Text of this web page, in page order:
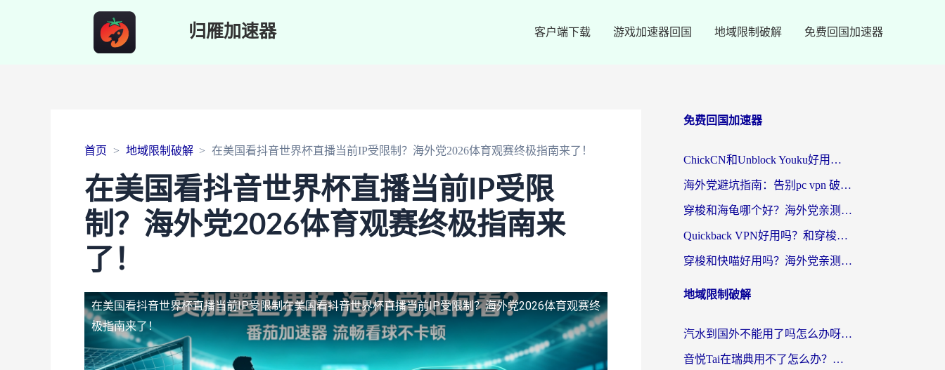
归雁加速器 客户端下载 游戏加速器回国 地域限制破解 免费回国加速器
首页 地域限制破解 在美国看抖音世界杯直播当前IP受限制？海外党2026体育观赛终极指南来了！
在美国看抖音世界杯直播当前IP受限
制？海外党2026体育观赛终极指南来
了！
在美国看抖音世界杯直播当前IP受限制在美国看抖音世界杯直播当前IP受限制？海外党2026体育观赛终
极指南来了！
免费回国加速器
ChickCN和Unblock Youku好用吗？海外党亲测3款回国加速器，附iOS免费选择指南
海外党避坑指南：告别pc vpn 破解，选对回国加速器轻松访问国内资源
穿梭和海龟哪个好？海外党亲测回国加速器，附电脑免费VPN推荐
Quickback VPN好用吗？和穿梭VPN对比哪个回国效果更好？海外党必看的真实测评与选择指南
穿梭和快喵好用吗？海外党亲测3款回国加速器，附日本回国VPN避坑指南
地域限制破解
汽水到国外不能用了吗怎么办呀？海外党追剧看片的救星在这里！
音悦Tai在瑞典用不了怎么办？海外华人追剧听歌的实用指南